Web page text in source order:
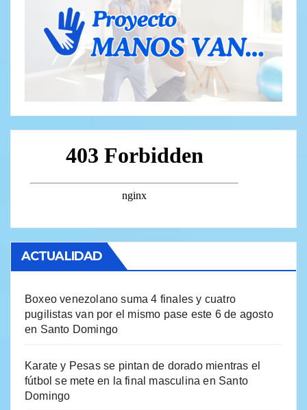
ACTUALIDAD
Boxeo venezolano suma 4 finales y cuatro
pugilistas van por el mismo pase este 6 de agosto
en Santo Domingo
Karate y Pesas se pintan de dorado mientras el
fútbol se mete en la final masculina en Santo
Domingo